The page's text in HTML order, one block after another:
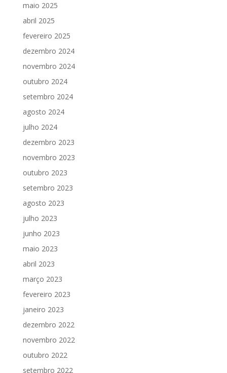
maio 2025
abril 2025
fevereiro 2025
dezembro 2024
novembro 2024
outubro 2024
setembro 2024
agosto 2024
julho 2024
dezembro 2023
novembro 2023
outubro 2023
setembro 2023
agosto 2023
julho 2023
junho 2023
maio 2023
abril 2023
março 2023
fevereiro 2023
janeiro 2023
dezembro 2022
novembro 2022
outubro 2022
setembro 2022